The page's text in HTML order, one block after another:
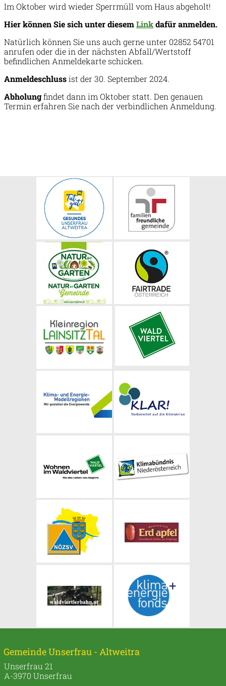
Im Oktober wird wieder Sperrmüll vom Haus abgeholt!
Hier können Sie sich unter diesemLinkdafür anmelden.
Natürlich können Sie uns auch gerne unter 02852 54701
anrufen oder die in der nächsten Abfall/Wertstoff
befindlichen Anmeldekarte schicken.
Anmeldeschlussist der 30. September 2024.
Abholungfindet dann im Oktober statt. Den genauen
Termin erfahren Sie nach der verbindlichen Anmeldung.
Gemeinde Unserfrau - Altweitra
Unserfrau 21
A-3970 Unserfrau